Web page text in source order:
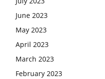
June 2023
May 2023
April 2023
March 2023
February 2023